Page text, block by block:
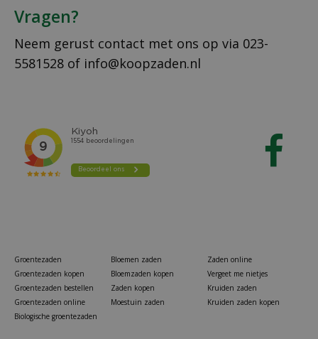
Vragen?
Neem gerust contact met ons op via 023-
5581528 of info@koopzaden.nl
Groentezaden
Groentezaden kopen
Groentezaden bestellen
Groentezaden online
Biologische groentezaden
Bloemen zaden
Bloemzaden kopen
Zaden kopen
Moestuin zaden
Zaden online
Vergeet me nietjes
Kruiden zaden
Kruiden zaden kopen